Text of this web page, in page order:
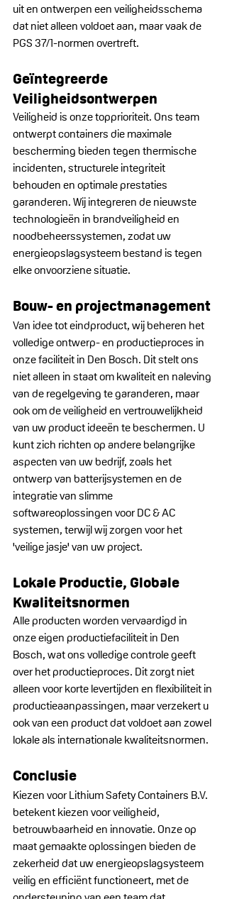
uit en ontwerpen een veiligheidsschema
dat niet alleen voldoet aan, maar vaak de
PGS 37/1-normen overtreft.
Geïntegreerde
Veiligheidsontwerpen
Veiligheid is onze topprioriteit. Ons team
ontwerpt containers die maximale
bescherming bieden tegen thermische
incidenten, structurele integriteit
behouden en optimale prestaties
garanderen. Wij integreren de nieuwste
technologieën in brandveiligheid en
noodbeheerssystemen, zodat uw
energieopslagsysteem bestand is tegen
elke onvoorziene situatie.
Bouw- en projectmanagement
Van idee tot eindproduct, wij beheren het
volledige ontwerp- en productieproces in
onze faciliteit in Den Bosch. Dit stelt ons
niet alleen in staat om kwaliteit en naleving
van de regelgeving te garanderen, maar
ook om de veiligheid en vertrouwelijkheid
van uw product ideeën te beschermen. U
kunt zich richten op andere belangrijke
aspecten van uw bedrijf, zoals het
ontwerp van batterijsystemen en de
integratie van slimme
softwareoplossingen voor DC & AC
systemen, terwijl wij zorgen voor het
'veilige jasje' van uw project.
Lokale Productie, Globale
Kwaliteitsnormen
Alle producten worden vervaardigd in
onze eigen productiefaciliteit in Den
Bosch, wat ons volledige controle geeft
over het productieproces. Dit zorgt niet
alleen voor korte levertijden en flexibiliteit in
productieaanpassingen, maar verzekert u
ook van een product dat voldoet aan zowel
lokale als internationale kwaliteitsnormen.
Conclusie
Kiezen voor Lithium Safety Containers B.V.
betekent kiezen voor veiligheid,
betrouwbaarheid en innovatie. Onze op
maat gemaakte oplossingen bieden de
zekerheid dat uw energieopslagsysteem
veilig en efficiënt functioneert, met de